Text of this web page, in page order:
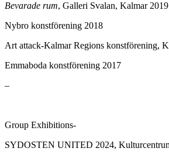
Bevarade rum, Galleri Svalan, Kalmar 2019
Nybro konstförening 2018
Art attack-Kalmar Regions konstförening,
Emmaboda konstförening 2017
–
Group Exhibitions-
SYDOSTEN UNITED 2024,